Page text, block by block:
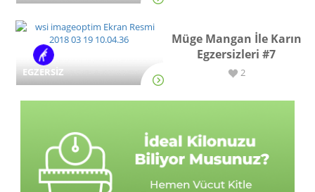
EGZERSİZ
Müge Mangan İle Karın
Egzersizleri #7
2